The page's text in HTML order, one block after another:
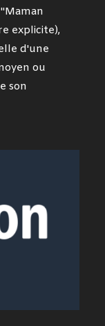
explicite),
d'une
ou
son